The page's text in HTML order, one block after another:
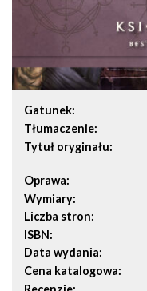
Gatunek
Tłumaczenie
Tytuł oryginału
Oprawa
Wymiary
Liczba stron
ISBN
Data wydania
Cena katalogowa